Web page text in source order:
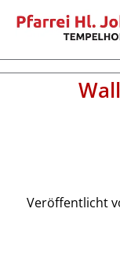
Veröffentlicht